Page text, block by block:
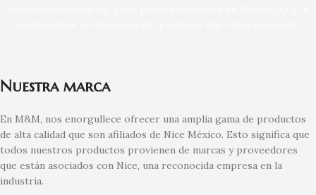
Nuestra marca
En M&M, nos enorgullece ofrecer una amplia gama de productos
de alta calidad que son afiliados de Nice México. Esto significa que
todos nuestros productos provienen de marcas y proveedores
que están asociados con Nice, una reconocida empresa en la
industria.